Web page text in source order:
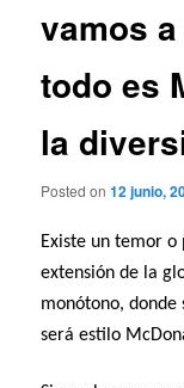
vamos
todo es
la
Posted on12 junio,
Existe un temor o
extensión de la
monótono,
será estilo